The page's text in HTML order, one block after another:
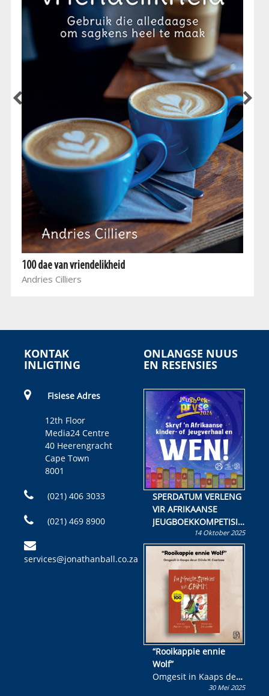
100 dae van vriendelikheid
Andries Cilliers
KONTAK
INLIGTING
Fisiese Adres
12th Floor
Media24 Centre
40 Heerengracht
Cape Town
8001
(021) 406 3033
(021) 469 8900
services@jonathanball.co.za
ONLANGSE NUUS
EN RESENSIES
SPERDATUM VERLENG
VIR AFRIKAANSE
JEUGBOEKKOMPETISIE
Skryf ’n jeugboek of
kinderboek en staan ’n
kans om R50 000 te
wen!
14 Oktober 2025
“Rooikappie ennie
Wolf”
Omgesit in Kaaps deur
Olivia M. Coetzee30 Mei 2025